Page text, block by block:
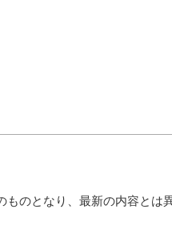
のとなり、最新の内容とは